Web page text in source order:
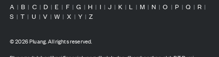
A | B | C | D | E | F | G | H | I | J | K | L | M | N | O | P | Q | R |
S | T | U | V | W | X | Y | Z
©2026Pluang. All rights reserved.